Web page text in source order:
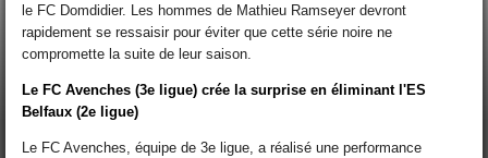
le FC Domdidier. Les hommes de Mathieu Ramseyer devront
rapidement se ressaisir pour éviter que cette série noire ne
compromette la suite de leur saison.
Le FC Avenches (3e ligue) crée la surprise en éliminant l'ES
Belfaux (2e ligue)
Le FC Avenches, équipe de 3e ligue, a réalisé une performance